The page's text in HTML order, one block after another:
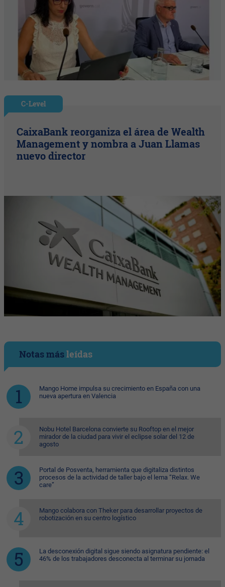
C-Level
CaixaBank reorganiza el área de Wealth
Management y nombra a Juan Llamas
nuevo director
Notas másleídas
Mango Home impulsa su crecimiento en España con una
nueva apertura en Valencia
Nobu Hotel Barcelona convierte su Rooftop en el mejor
mirador de la ciudad para vivir el eclipse solar del 12 de
agosto
Portal de Posventa, herramienta que digitaliza distintos
procesos de la actividad de taller bajo el lema “Relax. We
care”
Mango colabora con Theker para desarrollar proyectos de
robotización en su centro logístico
La desconexión digital sigue siendo asignatura pendiente: el
46% de los trabajadores desconecta al terminar su jornada